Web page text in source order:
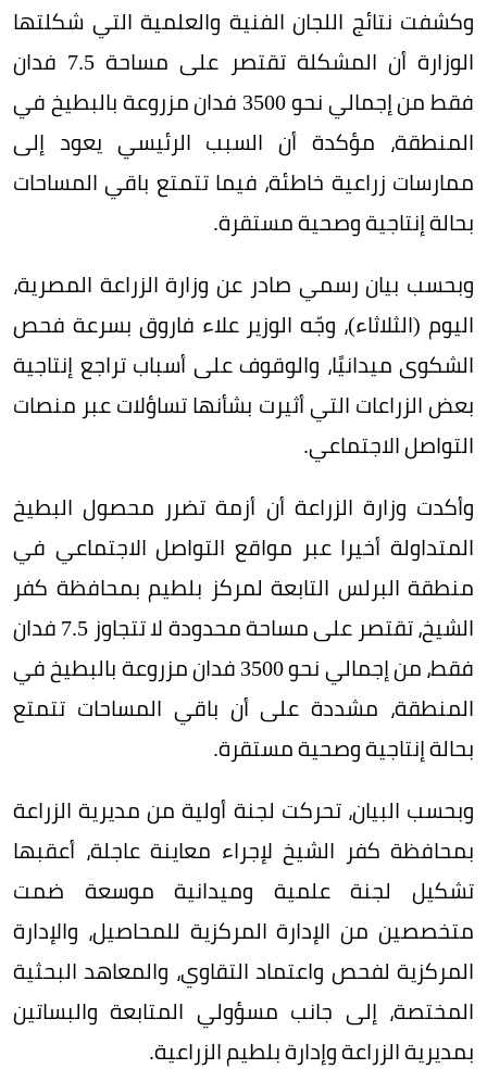
وكشفت نتائج اللجان الفنية والعلمية التي شكلتها
الوزارة أن المشكلة تقتصر على مساحة 7.5 فدان
فقط من إجمالي نحو 3500 فدان مزروعة بالبطيخ في
المنطقة، مؤكدة أن السبب الرئيسي يعود إلى
ممارسات زراعية خاطئة، فيما تتمتع باقي المساحات
بحالة إنتاجية وصحية مستقرة.
وبحسب بيان رسمي صادر عن وزارة الزراعة المصرية،
اليوم (الثلاثاء)، وجّه الوزير علاء فاروق بسرعة فحص
الشكوى ميدانيًا، والوقوف على أسباب تراجع إنتاجية
بعض الزراعات التي أثيرت بشأنها تساؤلات عبر منصات
التواصل الاجتماعي.
وأكدت وزارة الزراعة أن أزمة تضرر محصول البطيخ
المتداولة أخيرا عبر مواقع التواصل الاجتماعي في
منطقة البرلس التابعة لمركز بلطيم بمحافظة كفر
الشيخ، تقتصر على مساحة محدودة لا تتجاوز 7.5 فدان
فقط، من إجمالي نحو 3500 فدان مزروعة بالبطيخ في
المنطقة، مشددة على أن باقي المساحات تتمتع
بحالة إنتاجية وصحية مستقرة.
وبحسب البيان، تحركت لجنة أولية من مديرية الزراعة
بمحافظة كفر الشيخ لإجراء معاينة عاجلة، أعقبها
تشكيل لجنة علمية وميدانية موسعة ضمت
متخصصين من الإدارة المركزية للمحاصيل، والإدارة
المركزية لفحص واعتماد التقاوي، والمعاهد البحثية
المختصة، إلى جانب مسؤولي المتابعة والبساتين
بمديرية الزراعة وإدارة بلطيم الزراعية.